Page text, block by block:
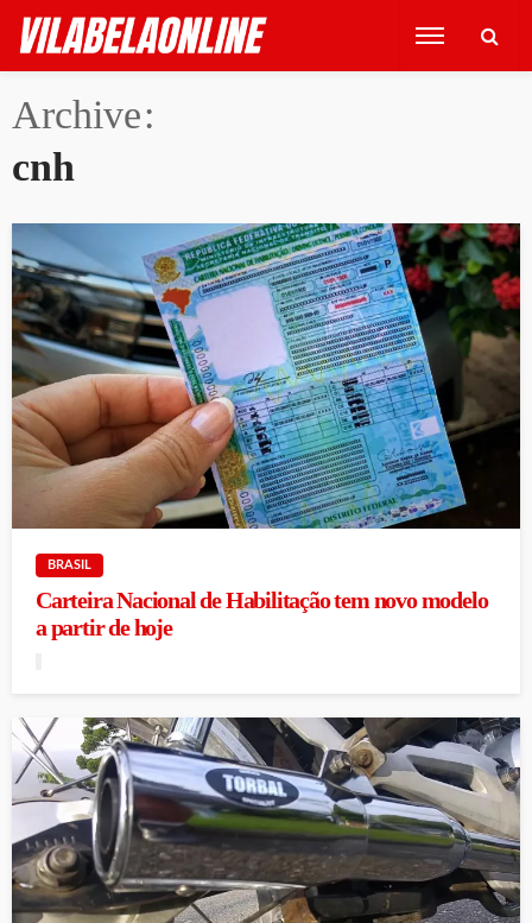
Archive
cnh
BRASIL
Carteira Nacional de Habilitação tem novo modelo
a partir de hoje